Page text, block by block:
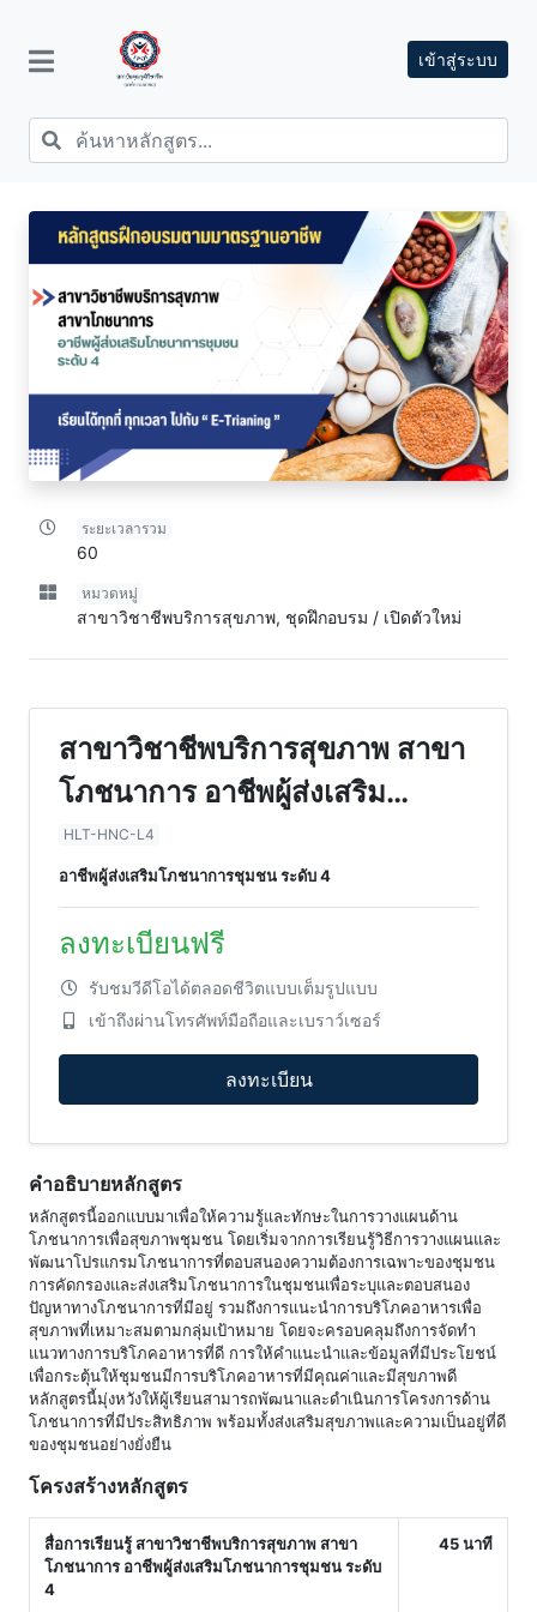
เข้าสู่ระบบ
ระยะเวลารวม
60
หมวดหมู่
สาขาวิชาชีพบริการสุขภาพ, ชุดฝึกอบรม / เปิดตัวใหม่
สาขาวิชาชีพบริการสุขภาพ สาขา
โภชนาการ อาชีพผู้ส่งเสริม
โภชนาการชุมชน ระดับ 4
HLT-HNC-L4
อาชีพผู้ส่งเสริมโภชนาการชุมชน ระดับ 4
ลงทะเบียนฟรี
รับชมวีดีโอได้ตลอดชีวิตแบบเต็มรูปแบบ
เข้าถึงผ่านโทรศัพท์มือถือและเบราว์เซอร์
ลงทะเบียน
คำอธิบายหลักสูตร
หลักสูตรนี้ออกแบบมาเพื่อให้ความรู้และทักษะในการวางแผนด้าน
โภชนาการเพื่อสุขภาพชุมชน โดยเริ่มจากการเรียนรู้วิธีการวางแผนและ
พัฒนาโปรแกรมโภชนาการที่ตอบสนองความต้องการเฉพาะของชุมชน
การคัดกรองและส่งเสริมโภชนาการในชุมชนเพื่อระบุและตอบสนอง
ปัญหาทางโภชนาการที่มีอยู่ รวมถึงการแนะนำการบริโภคอาหารเพื่อ
สุขภาพที่เหมาะสมตามกลุ่มเป้าหมาย โดยจะครอบคลุมถึงการจัดทำ
แนวทางการบริโภคอาหารที่ดี การให้คำแนะนำและข้อมูลที่มีประโยชน์
เพื่อกระตุ้นให้ชุมชนมีการบริโภคอาหารที่มีคุณค่าและมีสุขภาพดี
หลักสูตรนี้มุ่งหวังให้ผู้เรียนสามารถพัฒนาและดำเนินการโครงการด้าน
โภชนาการที่มีประสิทธิภาพ พร้อมทั้งส่งเสริมสุขภาพและความเป็นอยู่ที่ดี
ของชุมชนอย่างยั่งยืน
โครงสร้างหลักสูตร
สื่อการเรียนรู้ สาขาวิชาชีพบริการสุขภาพ สาขา
โภชนาการ อาชีพผู้ส่งเสริมโภชนาการชุมชน ระดับ
4
45 นาที